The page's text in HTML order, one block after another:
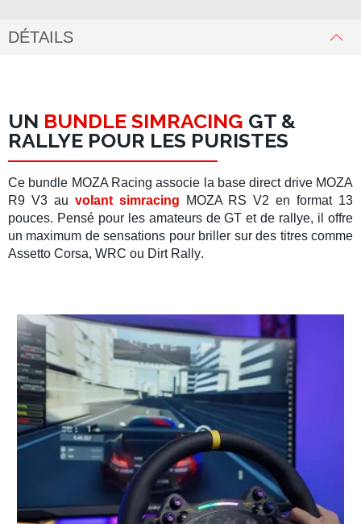
DÉTAILS
UN BUNDLE SIMRACING GT &
RALLYE POUR LES PURISTES
Ce bundle MOZA Racing associe la base direct drive MOZA
R9 V3au volant simracing MOZA RS V2 en format 13
pouces. Pensé pour les amateurs deGT et de rallye, il offre
un maximum de sensations pour briller sur des titres comme
Assetto Corsa, WRC ou Dirt Rally.